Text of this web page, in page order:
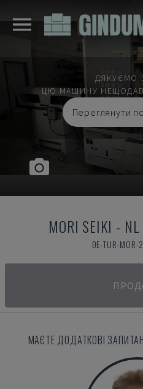
ДЯКУЄМО
ЦЮ МАШИНУ
Переглянути
MORI SEIKI -
DE-TUR-
МАЄТЕ ДОДАТКОВІ